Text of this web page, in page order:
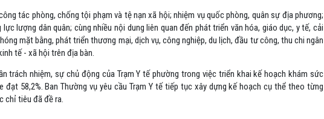
tác phòng, chống tội phạm và tệ nạn xã hội; nhiệm vụ quốc phòng, quân sự địa phương;
lượng dân quân; cùng nhiều nội dung liên quan đến phát triển văn hóa, giáo dục, y tế, cải
mặt bằng, phát triển thương mại, dịch vụ, công nghiệp, du lịch, đầu tư công, thu chi ngân
tế - xã hội trên địa bàn.
trách nhiệm, sự chủ động của Trạm Y tế phường trong việc triển khai kế hoạch khám sức
58,2%. Ban Thường vụ yêu cầu Trạm Y tế tiếp tục xây dựng kế hoạch cụ thể theo từng
chỉ tiêu đã đề ra.